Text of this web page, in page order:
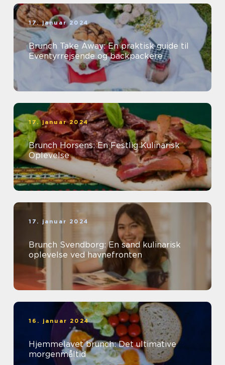
17. januar 2024
Brunch Take Away: En praktisk guide til
Eventyrrejsende og backpackere
17. januar 2024
Brunch Horsens: En Festlig Kulinarisk
Oplevelse
17. januar 2024
Brunch Svendborg: En sand kulinarisk
oplevelse ved havnefronten
16. januar 2024
Hjemmelavet brunch: Det ultimative
morgenmåltid